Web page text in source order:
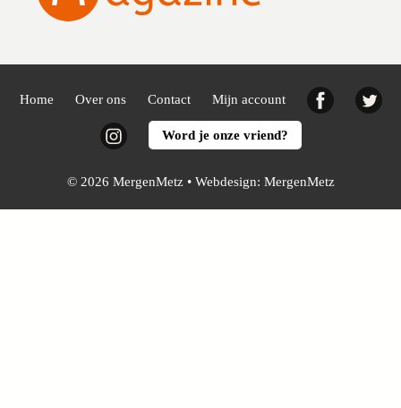
Home Over ons Contact Mijn account Facebook
InstagramWord je onze vriend?
© 2026 MergenMetz • Webdesign: MergenMetz